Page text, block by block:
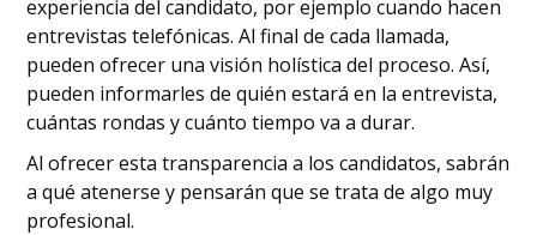
experiencia del candidato, por ejemplo cuando hacen
entrevistas telefónicas. Al final de cada llamada,
pueden ofrecer una visión holística del proceso. Así,
pueden informarles de quién estará en la entrevista,
cuántas rondas y cuánto tiempo va a durar.
Al ofrecer esta transparencia a los candidatos, sabrán
a qué atenerse y pensarán que se trata de algo muy
profesional.